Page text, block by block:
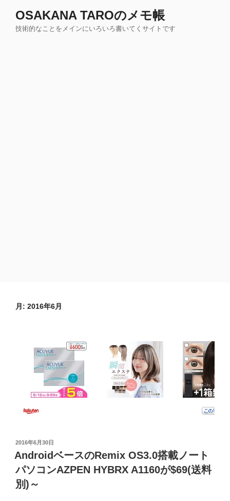
OSAKANA TAROのメモ帳
技術的なことをメインにいろいろ書いてくサイトです
月: 2016年6月
投
稿
日:
2016年6月30日
AndroidベースのRemix OS3.0搭載ノート
パソコンAZPEN HYBRX A1160が$69(送料
別)～